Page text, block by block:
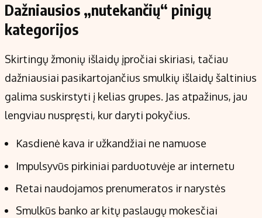
Dažniausios „nutekančių“ pinigų
kategorijos
Skirtingų žmonių išlaidų įpročiai skiriasi, tačiau
dažniausiai pasikartojančius smulkių išlaidų šaltinius
galima suskirstyti į kelias grupes. Jas atpažinus, jau
lengviau nuspręsti, kur daryti pokyčius.
Kasdienė kava ir užkandžiai ne namuose
Impulsyvūs pirkiniai parduotuvėje ar internetu
Retai naudojamos prenumeratos ir narystės
Smulkūs banko ar kitų paslaugų mokesčiai